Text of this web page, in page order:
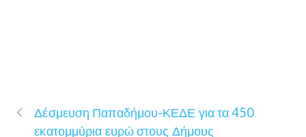
Δέσμευση Παπαδήμου-ΚΕΔΕ για τα 450
εκατομμύρια ευρώ στους Δήμους